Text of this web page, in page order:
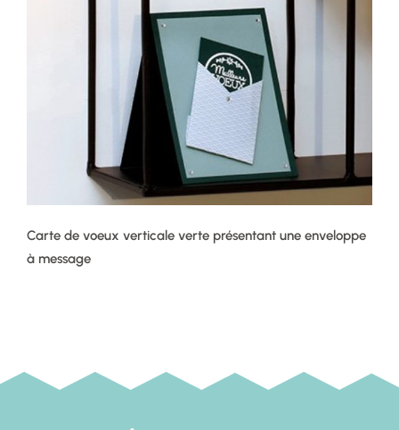
Carte de voeux verticale verte présentant une enveloppe
à message